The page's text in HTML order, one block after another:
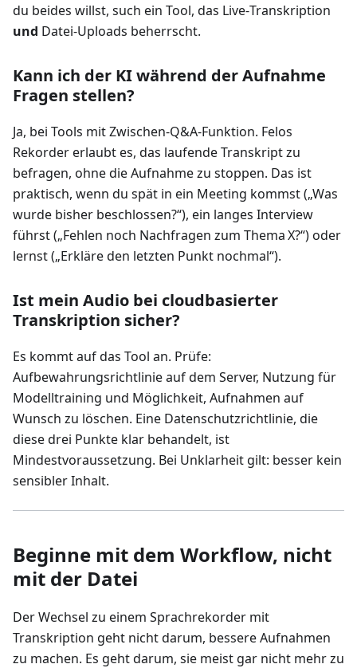
du beides willst, such ein Tool, das Live‑Transkription
und Datei‑Uploads beherrscht.
Kann ich der KI während der Aufnahme
Fragen stellen?
Ja, bei Tools mit Zwischen‑Q&A‑Funktion. Felos
Rekorder erlaubt es, das laufende Transkript zu
befragen, ohne die Aufnahme zu stoppen. Das ist
praktisch, wenn du spät in ein Meeting kommst („Was
wurde bisher beschlossen?“), ein langes Interview
führst („Fehlen noch Nachfragen zum Thema X?“) oder
lernst („Erkläre den letzten Punkt nochmal“).
Ist mein Audio bei cloudbasierter
Transkription sicher?
Es kommt auf das Tool an. Prüfe:
Aufbewahrungsrichtlinie auf dem Server, Nutzung für
Modelltraining und Möglichkeit, Aufnahmen auf
Wunsch zu löschen. Eine Datenschutzrichtlinie, die
diese drei Punkte klar behandelt, ist
Mindestvoraussetzung. Bei Unklarheit gilt: besser kein
sensibler Inhalt.
Beginne mit dem Workflow, nicht
mit der Datei
Der Wechsel zu einem Sprachrekorder mit
Transkription geht nicht darum, bessere Aufnahmen
zu machen. Es geht darum, sie meist gar nicht mehr zu